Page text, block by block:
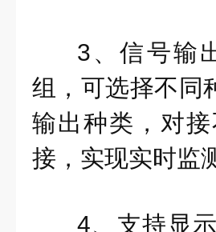
3、信号输
组，可选择不同
输出种类，对
接，实现实时监
4、支持显